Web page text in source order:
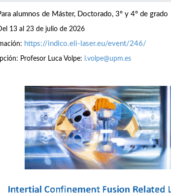
alumnos de Máster, Doctorado, 3º y 4º de grado
13 al 23 de julio de 2026
https://indico.eli-laser.eu/event/246/
Profesor Luca Volpe: l.volpe@upm.es